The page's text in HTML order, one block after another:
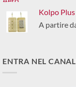
Kolpo
A partire
ENTRA NEL